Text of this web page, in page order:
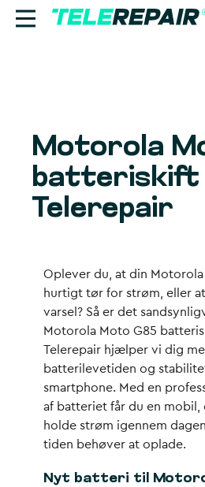
Find butik
Erhverv
Motorola
batteriskift
Telerepair
Oplever du, at din
hurtigt tør for strøm, eller
varsel? Så er det
Motorola Moto G85
Telerepair hjælper vi dig
batterilevetiden og
smartphone. Med en
af batteriet får du en mobil,
holde strøm igennem
tiden behøver at oplade.
Nyt batteri til